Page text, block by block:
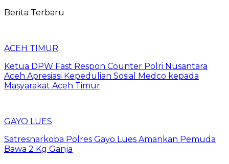
Berita Terbaru
ACEH TIMUR
Ketua DPW Fast Respon Counter Polri Nusantara
Aceh Apresiasi Kepedulian Sosial Medco kepada
Masyarakat Aceh Timur
GAYO LUES
Satresnarkoba Polres Gayo Lues Amankan Pemuda
Bawa 2 Kg Ganja